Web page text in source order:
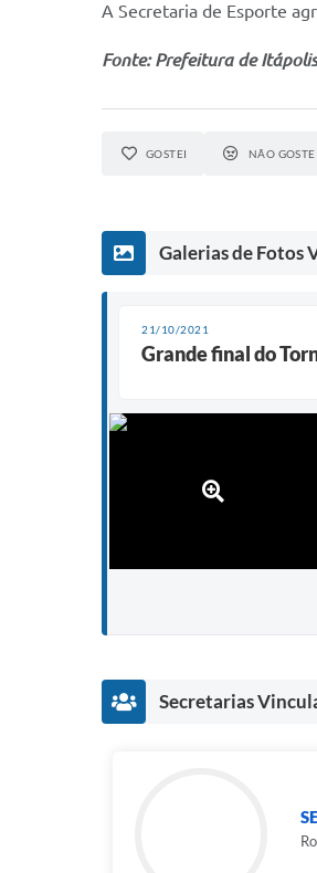
A Secretaria de Esporte
Fonte: Prefeitura de Itápolis
GOSTEI NÃO GOSTEI
Galerias de Fotos
21/10/2021
Grande final do
Secretarias